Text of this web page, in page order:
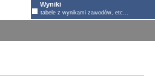
Wyniki
tabele z wynikami zawodów, etc...